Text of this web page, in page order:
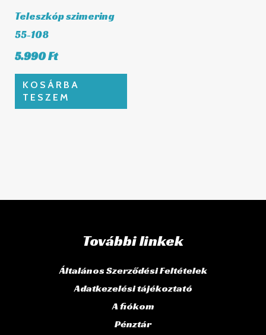
Teleszkóp szimering
55-108
5.990Ft
KOSÁRBA
TESZEM
További linkek
Általános Szerződési Feltételek
Adatkezelési tájékoztató
A fiókom
Pénztár